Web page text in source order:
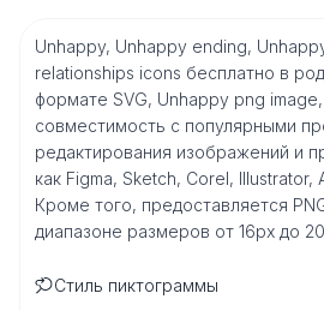
Unhappy, Unhappy ending,
relationships icons бесплатно в
формате SVG, Unhappy png
совместимость с популярными
редактирования изображений и
как Figma, Sketch, Corel, Illustrator,
Кроме того, предоставляется
диапазоне размеров от 16px до
Стиль пиктограммы